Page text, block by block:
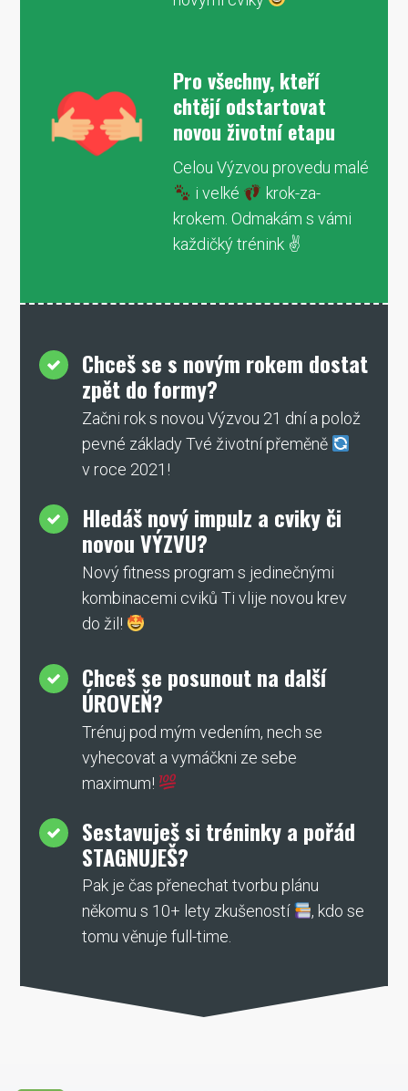
Pro všechny, kteří
chtějí odstartovat
novou životní etapu
Celou Výzvou provedu malé
i velké
krok-za-
krokem. Odmakám s vámi
každičký trénink ✌
Chceš se s novým rokem dostat
zpět do formy?
Začni rok s novou Výzvou 21 dní a polož
pevné základy Tvé životní přeměně
v roce 2021!
Hledáš nový impulz a cviky či
novou VÝZVU?
Nový fitness program s jedinečnými
kombinacemi cviků Ti vlije novou krev
do žil!
Chceš se posunout na další
ÚROVEŇ?
Trénuj pod mým vedením, nech se
vyhecovat a vymáčkni ze sebe
maximum!
Sestavuješ si tréninky a pořád
STAGNUJEŠ?
Pak je čas přenechat tvorbu plánu
někomu s 10+ lety zkušeností
, kdo se
tomu věnuje full-time.